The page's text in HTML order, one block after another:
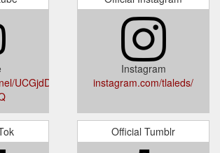
UCGjdDtCOvyNZNm-
Instagram
instagram.com/tlaleds/
Official Tumblr